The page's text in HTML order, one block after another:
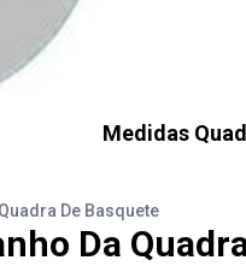
Medidas
De Basquete
Da